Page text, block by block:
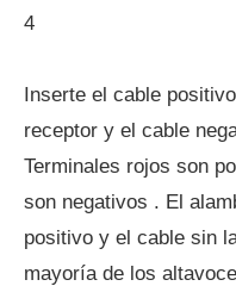
4
Inserte el cable
receptor y el cable
Terminales rojos son
son negativos . El
positivo y el cable sin
mayoría de los